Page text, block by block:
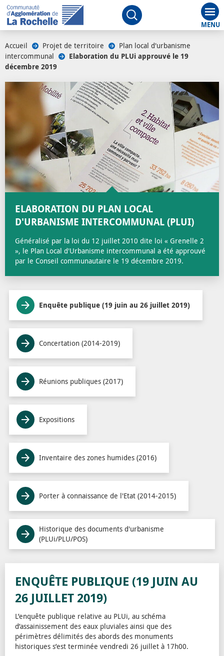
Ouvrir le moteur de
Accueil Projet de territoire
Plan local d'urbanisme
intercommunal
Elaboration du PLUi approuvé le 19
décembre 2019
ELABORATION DU PLAN LOCAL
D'URBANISME INTERCOMMUNAL (PLUI)
Généralisé par la loi du 12 juillet 2010 dite loi « Grenelle 2
», le Plan Local d'Urbanisme intercommunal a été approuvé
par le Conseil communautaire le 19 décembre 2019.
Enquête publique (19 juin au 26 juillet 2019)
Concertation (2014-2019)
Réunions publiques (2017)
Expositions
Inventaire des zones humides (2016)
Porter à connaissance de l'Etat (2014-2015)
Historique des documents d'urbanisme
(PLUi/PLU/POS)
ENQUÊTE PUBLIQUE (19 JUIN AU
26 JUILLET 2019)
L’enquête publique relative au PLUi, au schéma
d’assainissement des eaux pluviales ainsi que des
périmètres délimités des abords des monuments
historiques s’est terminée vendredi 26 juillet à 17h00.